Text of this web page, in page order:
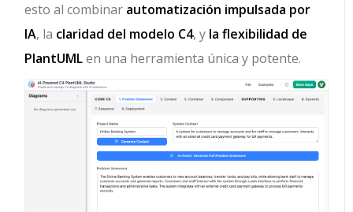
esto al combinar automatización impulsada por
IA, la claridad del modelo C4, y la flexibilidad de
PlantUMLen una herramienta única y potente.